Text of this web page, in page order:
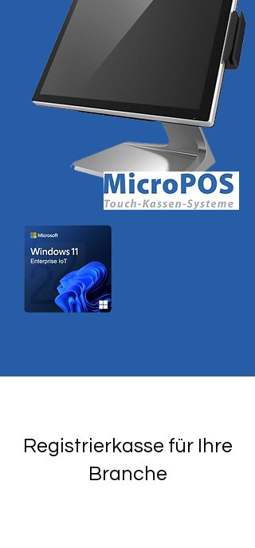
Registrierkasse für Ihre
Branche